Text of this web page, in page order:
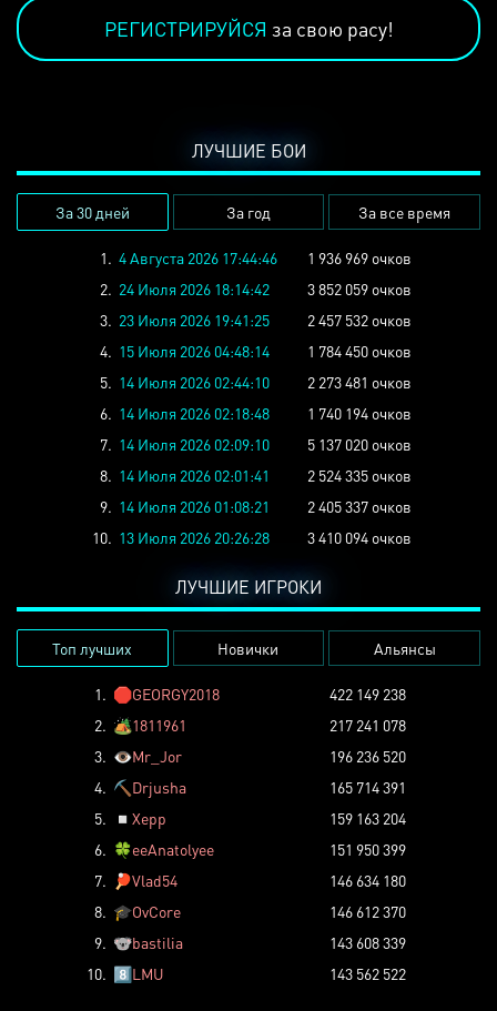
РЕГИСТРИРУЙСЯ за свою расу!
ЛУЧШИЕ БОИ
За 30 дней За год За все время
1. 4 Августа 2026 17:44:46
1 936 969 очков
2. 24 Июля 2026 18:14:42
3 852 059 очков
3. 23 Июля 2026 19:41:25
2 457 532 очков
4. 15 Июля 2026 04:48:14
1 784 450 очков
5. 14 Июля 2026 02:44:10
2 273 481 очков
6. 14 Июля 2026 02:18:48
1 740 194 очков
7. 14 Июля 2026 02:09:10
5 137 020 очков
8. 14 Июля 2026 02:01:41
2 524 335 очков
9. 14 Июля 2026 01:08:21
2 405 337 очков
10. 13 Июля 2026 20:26:28 3 410 094 очков
ЛУЧШИЕ ИГРОКИ
Топ лучших Новички Альянсы
1. 🛑GEORGY2018
422 149 238
2. 🏕️1811961
217 241 078
3. 👁️Mr_Jor
196 236 520
4. ⛏️ Drjusha
165 714 391
5.
◽ Xepp
159 163 204
6. 🍀eeAnatolyee
151 950 399
7.
🏓Vlad54
146 634 180
8. 🎓OvCore
146 612 370
9. 🐨bastilia
143 608 339
10. 8️⃣LMU 143 562 522